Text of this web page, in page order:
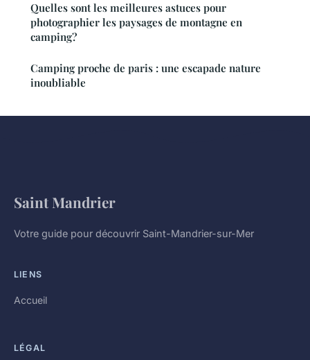
Quelles sont les meilleures astuces pour
photographier les paysages de montagne en
camping?
Camping proche de paris : une escapade nature
inoubliable
Saint Mandrier
Votre guide pour découvrir Saint-Mandrier-sur-Mer
LIENS
Accueil
LÉGAL